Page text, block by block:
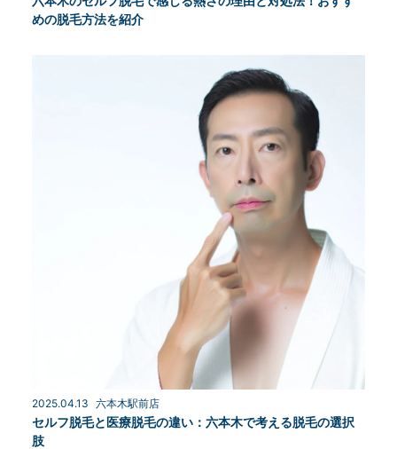
めの脱毛方法を紹介
2025.04.13 六本木駅前店
セルフ脱毛と医療脱毛の違い：六本木で考える脱毛の選択
肢